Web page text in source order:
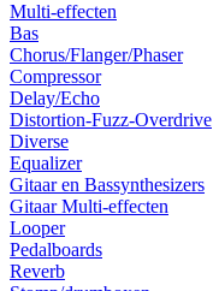
Multi-effecten
Bas
Chorus/Flanger/Phaser
Compressor
Delay/Echo
Distortion-Fuzz-Overdrive
Diverse
Equalizer
Gitaar en Bassynthesizers
Gitaar Multi-effecten
Looper
Pedalboards
Reverb